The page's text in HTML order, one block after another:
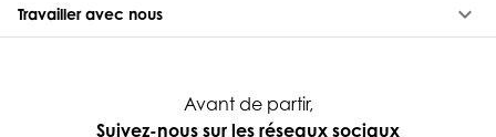
Travailler avec nous keyboard_arrow_down
Avant de partir,
Suivez-nous sur les réseaux sociaux